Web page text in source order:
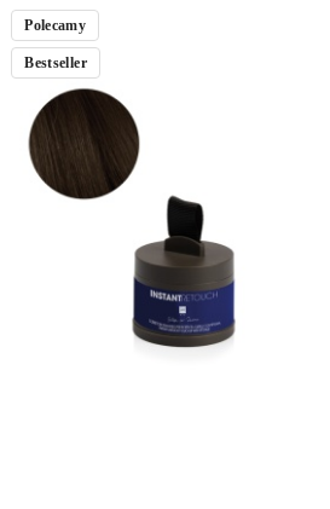
Polecamy
Bestseller